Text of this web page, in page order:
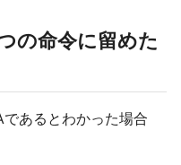
の命令に留めた
あるとわかった場合